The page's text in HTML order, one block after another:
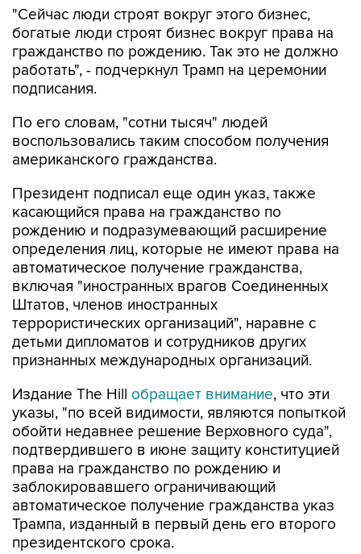
"Сейчас люди строят вокруг этого бизнес,
богатые люди строят бизнес вокруг права на
гражданство по рождению. Так это не должно
работать", - подчеркнул Трамп на церемонии
подписания.
По его словам, "сотни тысяч" людей
воспользовались таким способом получения
американского гражданства.
Президент подписал еще один указ, также
касающийся права на гражданство по
рождению и подразумевающий расширение
определения лиц, которые не имеют права на
автоматическое получение гражданства,
включая "иностранных врагов Соединенных
Штатов, членов иностранных
террористических организаций", наравне с
детьми дипломатов и сотрудников других
признанных международных организаций.
Издание The Hill обращает внимание, что эти
указы, "по всей видимости, являются попыткой
обойти недавнее решение Верховного суда",
подтвердившего в июне защиту конституцией
права на гражданство по рождению и
заблокировавшего ограничивающий
автоматическое получение гражданства указ
Трампа, изданный в первый день его второго
президентского срока.